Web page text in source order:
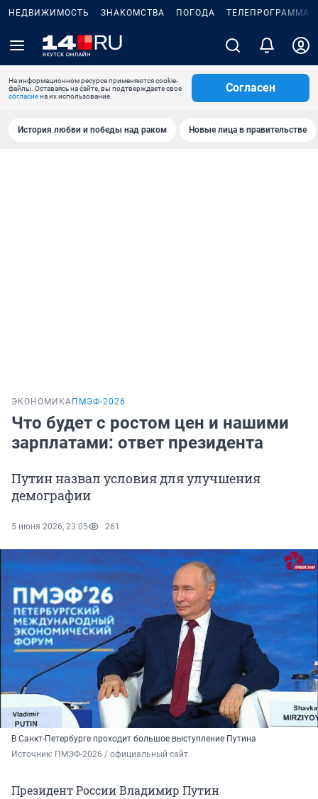
НЕДВИЖИМОСТЬ ЗНАКОМСТВА ПОГОДА ТЕЛЕПРОГРАММА
На информационном ресурсе применяются cookie-
файлы. Оставаясь на сайте, вы подтверждаете свое
согласиена их использование.
Согласен
История любви и победы над раком Новые лица в правительстве
ЭКОНОМИКА ПМЭФ-2026
Что будет с ростом цен и нашими
зарплатами: ответ президента
Путин назвал условия для улучшения
демографии
5 июня 2026, 23:05 261
В Санкт-Петербурге проходит большое выступление Путина
Источник: ПМЭФ-2026 / официальный сайт
Президент России Владимир Путин